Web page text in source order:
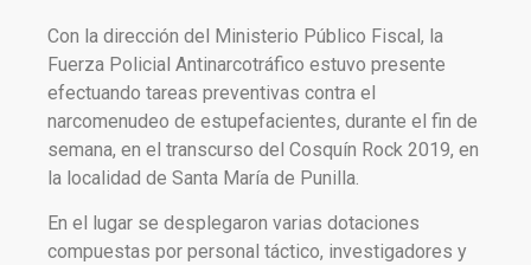
Con la dirección del Ministerio Público Fiscal, la
Fuerza Policial Antinarcotráfico estuvo presente
efectuando tareas preventivas contra el
narcomenudeo de estupefacientes, durante el fin de
semana, en el transcurso del Cosquín Rock 2019, en
la localidad de Santa María de Punilla.
En el lugar se desplegaron varias dotaciones
compuestas por personal táctico, investigadores y